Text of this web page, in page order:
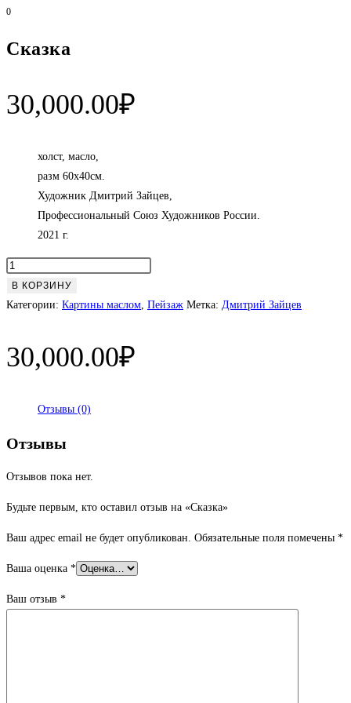
0
Сказка
30,000.00₽
холст, масло,
разм 60х40см.
Художник Дмитрий Зайцев,
Профессиональный Союз Художников России.
2021 г.
Количество
товара
Сказка
В КОРЗИНУ
Категории: Картины маслом Пейзаж Метка: Дмитрий Зайцев
30,000.00₽
Отзывы (0)
Отзывы
Отзывов пока нет.
Будьте первым, кто оставил отзыв на «Сказка»
Ваш адрес email не будет опубликован. Обязательные поля помечены *
Ваша оценка *
Ваш отзыв *